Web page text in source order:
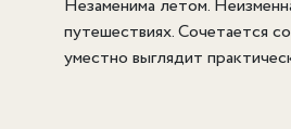
Незаменима летом.
путешествиях. Сочетается
уместно выглядит